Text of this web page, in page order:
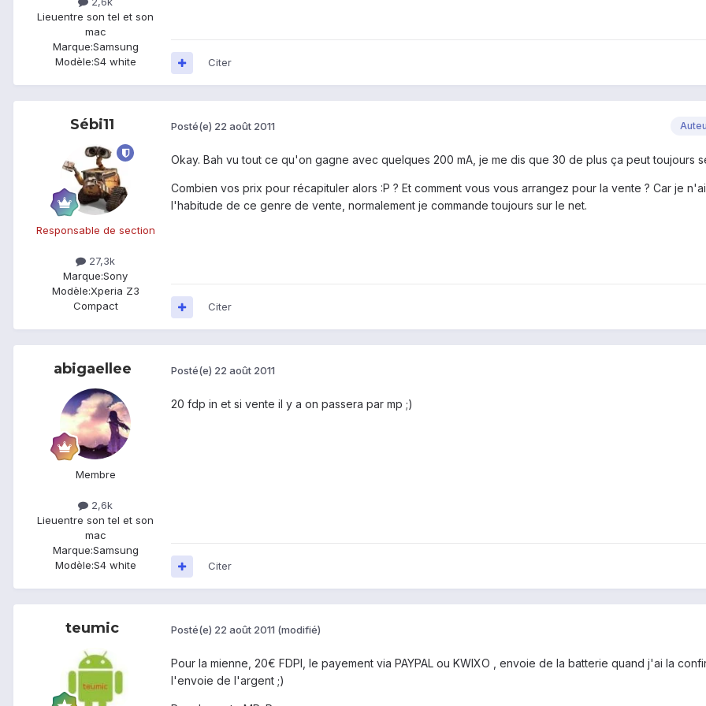
Lieuentre son tel et son
mac
Marque:Samsung
Modèle:S4 white Citer
Sébi11
Responsable de section
27,3k
Marque:Sony
Modèle:Xperia Z3
Compact
Posté(e) 22 août 2011
Okay. Bah vu tout ce qu'on gagne avec quelques 200 mA, je me dis que 30 de plus ça peut toujours
Combien vos prix pour récapituler alors :P ? Et comment vous vous arrangez pour la vente ? Car je
l'habitude de ce genre de vente, normalement je commande toujours sur le net.
Citer
abigaellee
Membre
2,6k
Lieuentre son tel et son
mac
Marque:Samsung
Modèle:S4 white
Posté(e) 22 août 2011
20 fdp in et si vente il y a on passera par mp ;)
Citer
teumic Posté(e) 22 août 2011 (modifié)
Pour la mienne, 20€ FDPI, le payement via PAYPAL ou KWIXO , envoie de la batterie quand j'ai la
l'envoie de l'argent ;)